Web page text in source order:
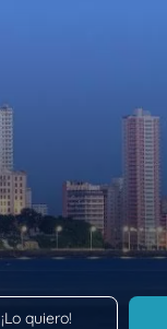
¡Lo quiero!